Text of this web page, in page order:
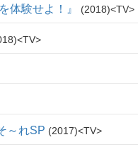
体験せよ！』 2018 TV
TV
～れSP 2017 TV